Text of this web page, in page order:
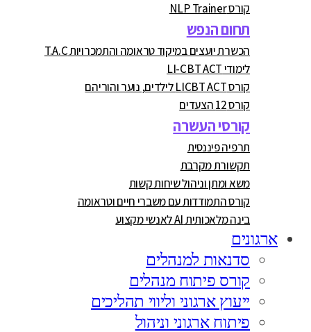
קורס NLP Trainer
תחום הנפש
הכשרת יועצים במיקוד טראומה והתמכרויות T.A.C
לימודי LI-CBT ACT
קורס LICBT ACT לילדים, נוער והוריהם
קורס 12 הצעדים
קורסי העשרה
תרפיה פיננסית
תקשורת מקרבת
משא ומתן וניהול שיחות קשות
קורס התמודדות עם משברי חיים וטראומה
בינה מלאכותית AI לאנשי מקצוע
ארגונים
סדנאות למנהלים
קורס פיתוח מנהלים
ייעוץ ארגוני וליווי תהליכים
פיתוח ארגוני וניהול